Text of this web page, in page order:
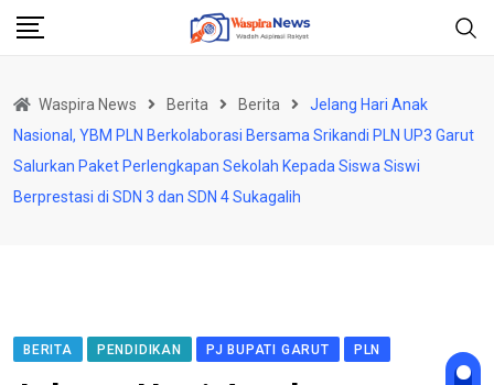
Skip
Waspira News Berita Berita
Jelang Hari Anak
Nasional, YBM PLN Berkolaborasi Bersama Srikandi PLN UP3 Garut
Salurkan Paket Perlengkapan Sekolah Kepada Siswa Siswi
Berprestasi di SDN 3 dan SDN 4 Sukagalih
BERITA PENDIDIKAN PJ BUPATI GARUT PLN